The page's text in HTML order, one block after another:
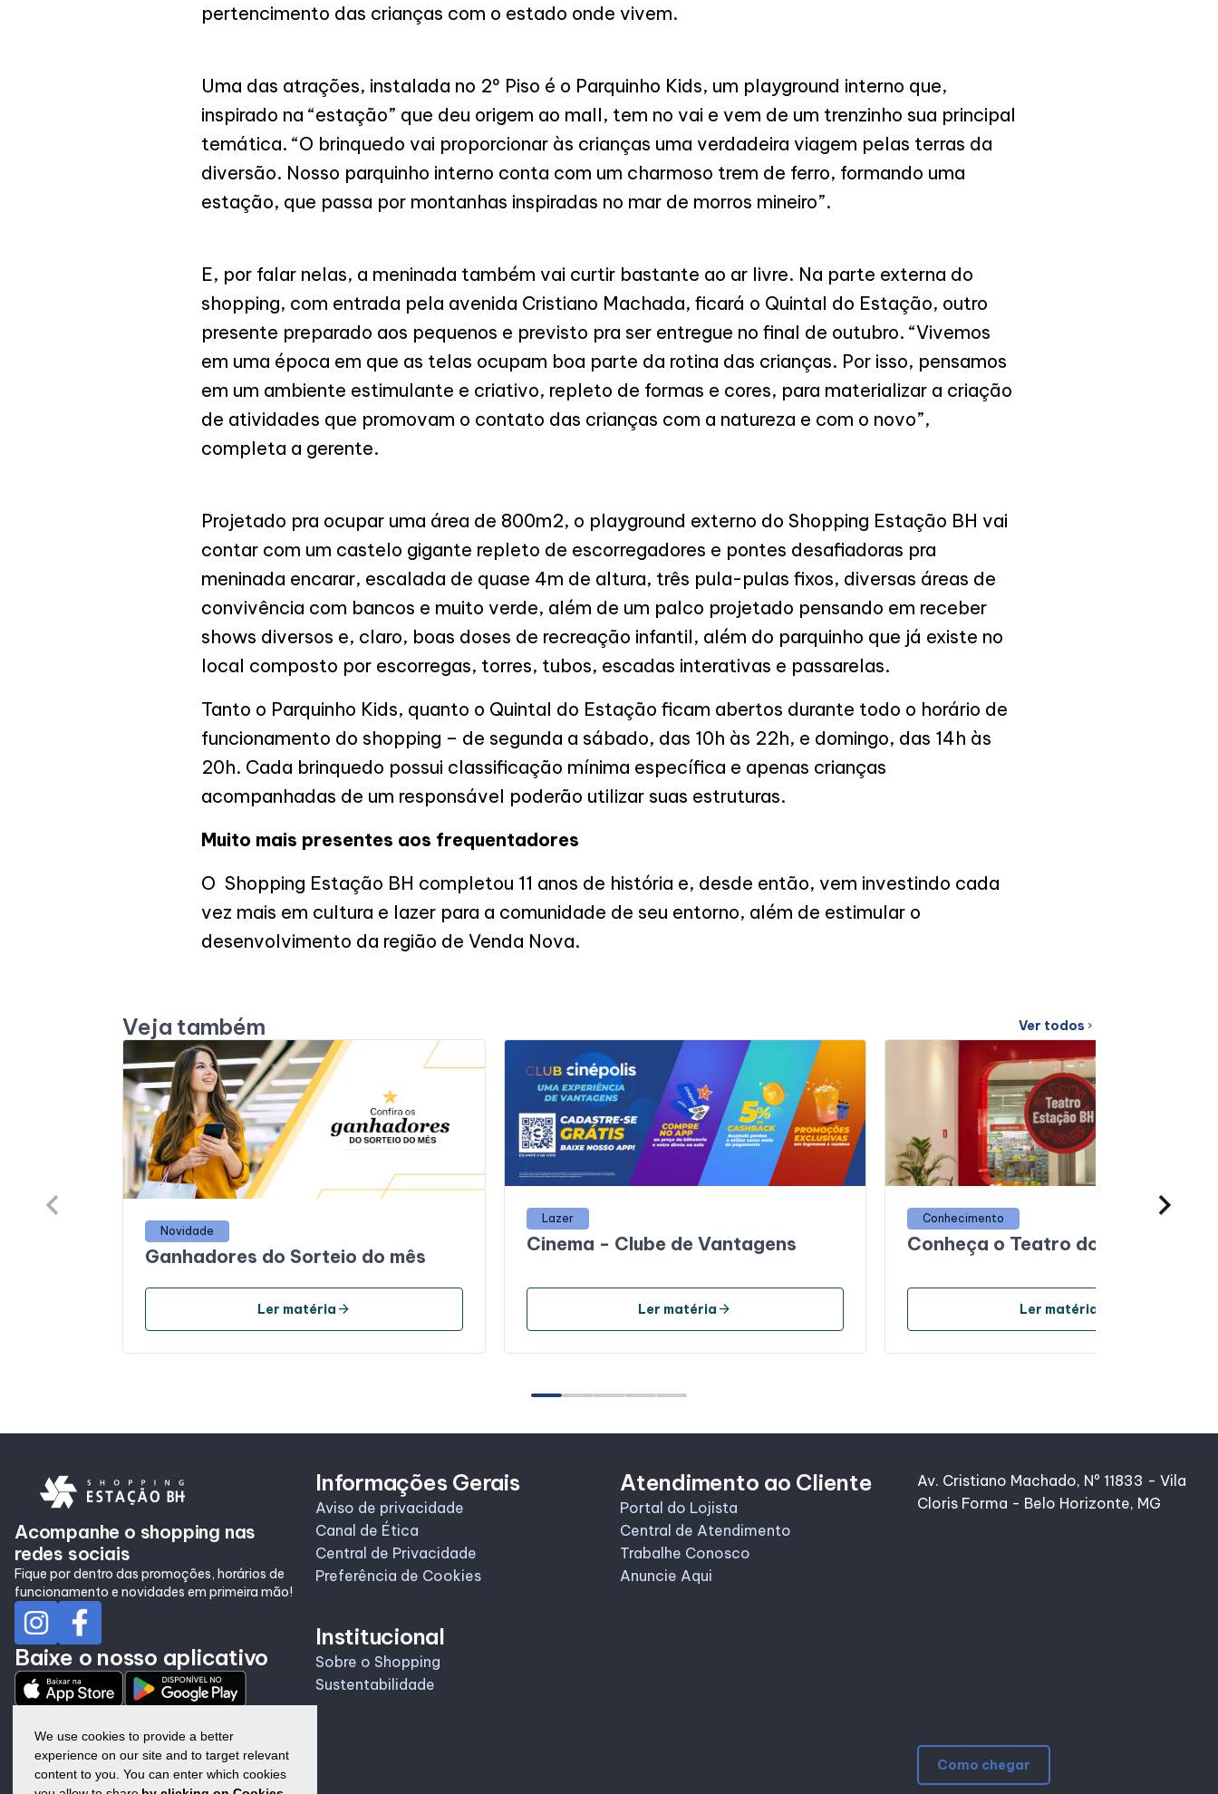
We use cookies to provide a better
experience on our site and to target relevant
content to you. You can enter which cookies
pertencimento das crianças com o estado onde vivem.
Uma das atrações, instalada no 2º Piso é o Parquinho Kids, um playground interno que,
inspirado na “estação” que deu origem ao mall, tem no vai e vem de um trenzinho sua principal
temática. “O brinquedo vai proporcionar às crianças uma verdadeira viagem pelas terras da
diversão. Nosso parquinho interno conta com um charmoso trem de ferro, formando uma
estação, que passa por montanhas inspiradas no mar de morros mineiro”.
E, por falar nelas, a meninada também vai curtir bastante ao ar livre. Na parte externa do
shopping, com entrada pela avenida Cristiano Machada, ficará o Quintal do Estação, outro
presente preparado aos pequenos e previsto pra ser entregue no final de outubro. “Vivemos
em uma época em que as telas ocupam boa parte da rotina das crianças. Por isso, pensamos
em um ambiente estimulante e criativo, repleto de formas e cores, para materializar a criação
de atividades que promovam o contato das crianças com a natureza e com o novo”,
completa a gerente.
Projetado pra ocupar uma área de 800m2, o playground externo do Shopping Estação BH vai
contar com um castelo gigante repleto de escorregadores e pontes desafiadoras pra
meninada encarar, escalada de quase 4m de altura, três pula-pulas fixos, diversas áreas de
convivência com bancos e muito verde, além de um palco projetado pensando em receber
shows diversos e, claro, boas doses de recreação infantil, além do parquinho que já existe no
local composto por escorregas, torres, tubos, escadas interativas e passarelas.
Tanto o Parquinho Kids, quanto o Quintal do Estação ficam abertos durante todo o horário de
funcionamento do shopping – de segunda a sábado, das 10h às 22h, e domingo, das 14h às
20h. Cada brinquedo possui classificação mínima específica e apenas crianças
acompanhadas de um responsável poderão utilizar suas estruturas.
Muito mais presentes aos frequentadores
O Shopping Estação BH completou 11 anos de história e, desde então, vem investindo cada
vez mais em cultura e lazer para a comunidade de seu entorno, além de estimular o
desenvolvimento da região de Venda Nova.
Veja também Ver todos chevron_right
Novidade
Ganhadores do Sorteio do mês
Ler matéria arrow_forward
Lazer
Cinema - Clube de Vantagens
Ler matéria arrow_forward
Conhecimento
Conheça o Teatro do Estação BH
Ler matéria
Acompanhe o shopping nas
redes sociais
Fique por dentro das promoções, horários de
funcionamento e novidades em primeira mão!
Baixe o nosso aplicativo
Informações Gerais
Aviso de privacidade
Canal de Ética
Central de Privacidade
Preferência de Cookies
Institucional
Sobre o Shopping
Sustentabilidade
Atendimento ao Cliente
Portal do Lojista
Central de Atendimento
Trabalhe Conosco
Anuncie Aqui
Av. Cristiano Machado, Nº 11833 - Vila
Cloris Forma - Belo Horizonte, MG
Como chegar